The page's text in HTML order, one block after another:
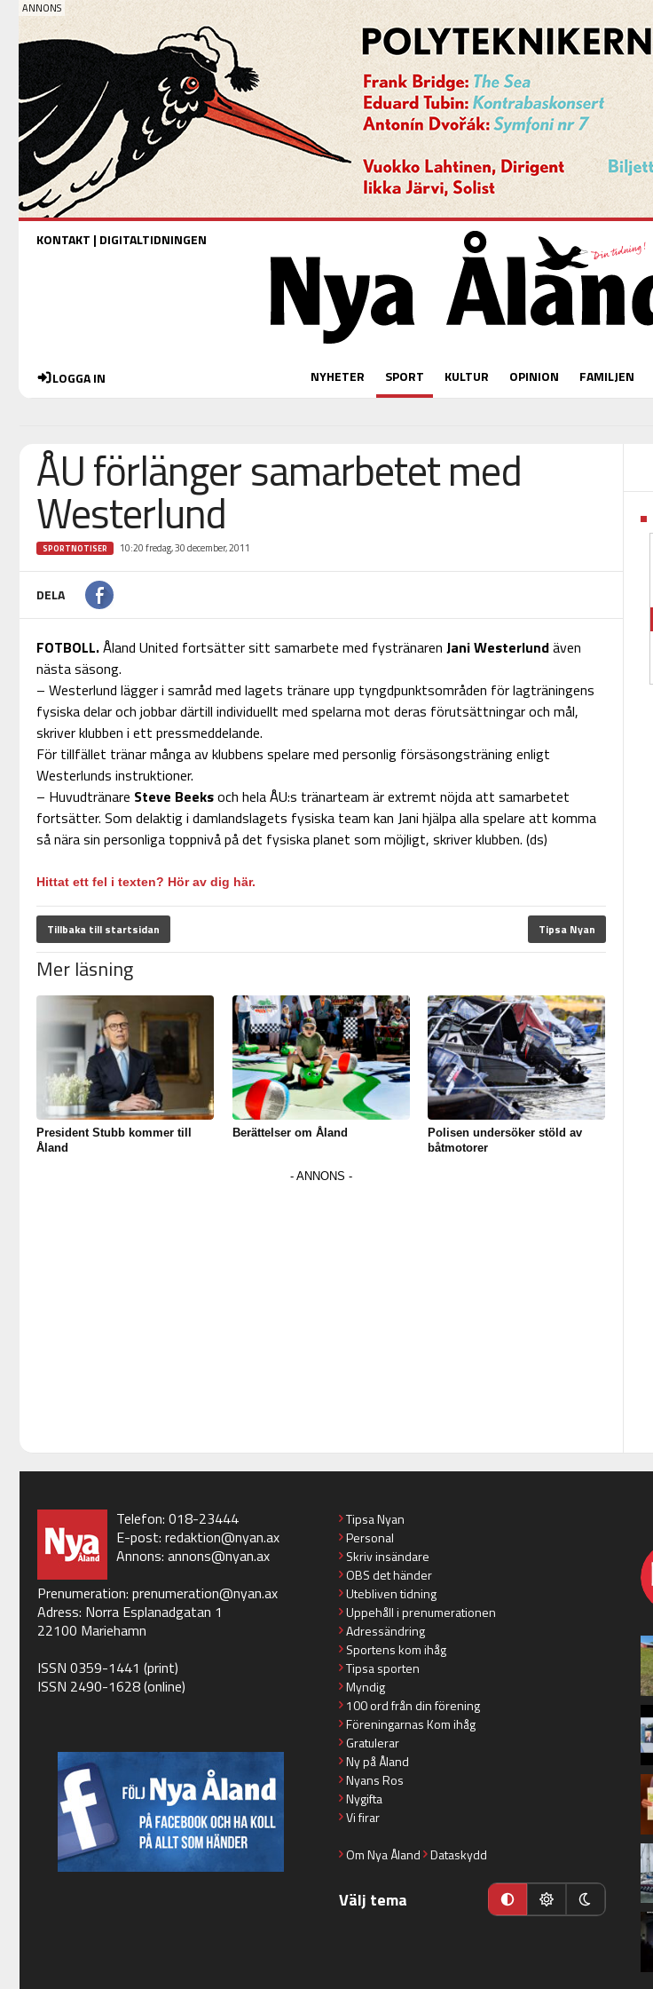
KONTAKT | DIGITALTIDNINGEN
LOGGA IN NYHETER SPORT KULTUR OPINION FAMILJEN
ÅU förlänger samarbetet med
Westerlund
SPORTNOTISER 10:20 fredag, 30 december, 2011
DELA
FOTBOLL.Åland United fortsätter sitt samarbete med fystränaren Jani Westerlundäven
nästa säsong.
– Westerlund lägger i samråd med lagets tränare upp tyngdpunktsområden för lagträningens
fysiska delar och jobbar därtill individuellt med spelarna mot deras förutsättningar och mål,
skriver klubben i ett pressmeddelande.
För tillfället tränar många av klubbens spelare med personlig försäsongsträning enligt
Westerlunds instruktioner.
– Huvudtränare Steve Beeksoch hela ÅU:s tränarteam är extremt nöjda att samarbetet
fortsätter. Som delaktig i damlandslagets fysiska team kan Jani hjälpa alla spelare att komma
så nära sin personliga toppnivå på det fysiska planet som möjligt, skriver klubben. (ds)
Hittat ett fel i texten? Hör av dig här.
Tillbaka till startsidan Tipsa Nyan
Mer läsning
President Stubb kommer till
Åland
Berättelser om Åland
Polisen undersöker stöld av
båtmotorer
Telefon: 018-23444
E-post: redaktion@nyan.ax
Annons: annons@nyan.ax
Prenumeration: prenumeration@nyan.ax
Adress: Norra Esplanadgatan 1
22100 Mariehamn
ISSN 0359-1441 (print)
ISSN 2490-1628 (online)
Tipsa Nyan
Personal
Skriv insändare
OBS det händer
Utebliven tidning
Uppehåll i prenumerationen
Adressändring
Sportens kom ihåg
Tipsa sporten
Myndig
100 ord från din förening
Föreningarnas Kom ihåg
Gratulerar
Ny på Åland
Nyans Ros
Nygifta
Vi firar
Om Nya Åland Dataskydd
Välj tema